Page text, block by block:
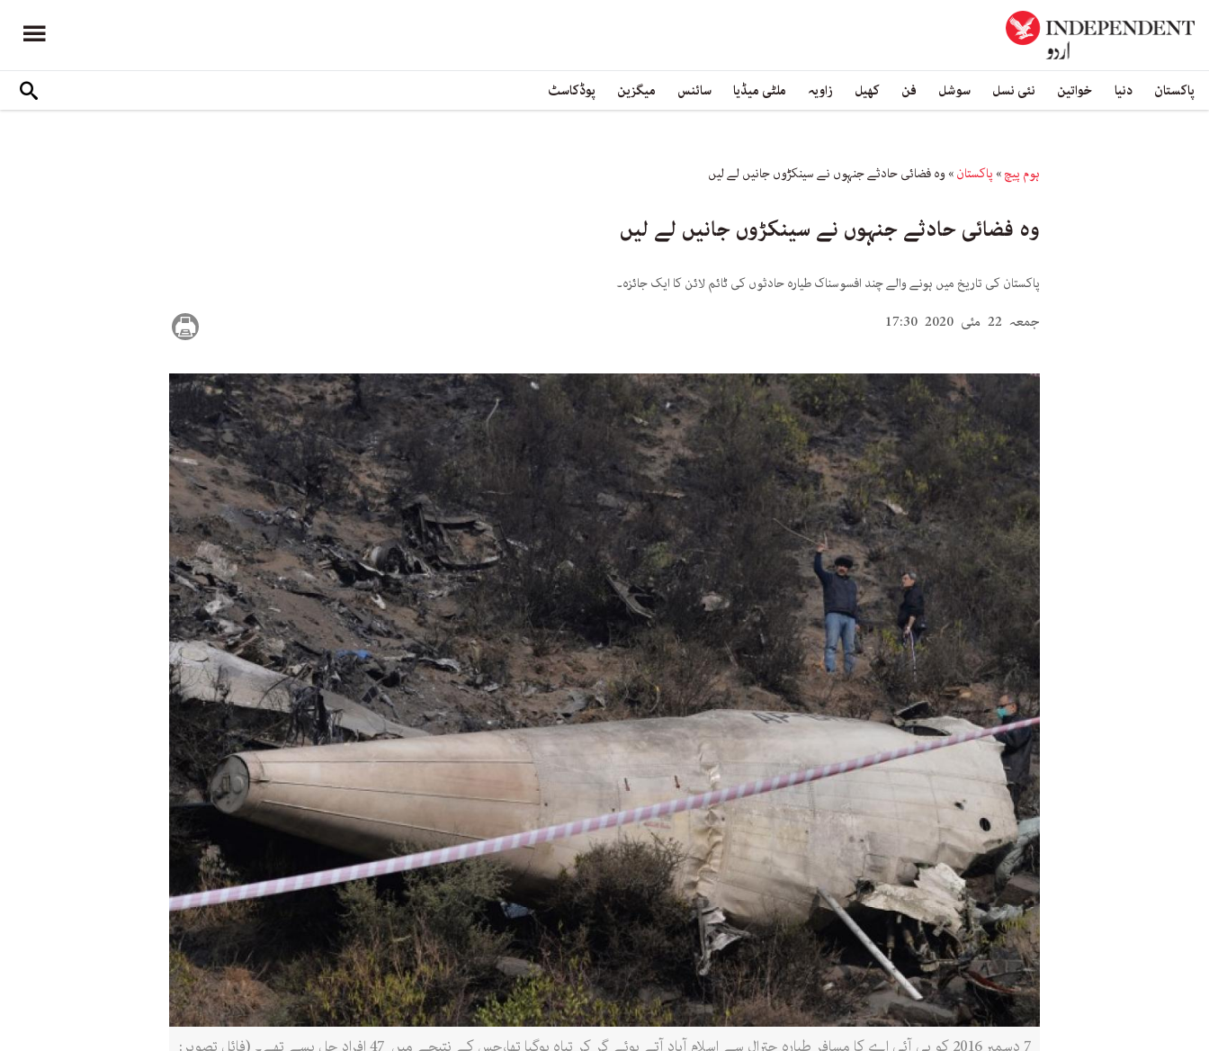
پاکستان دنیا خواتین نئی نسل سوشل فن کھیل زاویہ ملٹی میڈیا سائنس میگزین پوڈکاسٹ
ہوم پیچ» پاکستان» وہ فضائی حادثے جنہوں نے سینکڑوں جانیں لے لیں
وہ فضائی حادثے جنہوں نے سینکڑوں جانیں لے لیں
پاکستان کی تاریخ میں ہونے والے چند افسوسناک طیارہ حادثوں کی ٹائم لائن کا ایک جائزہ۔
جمعہ 22 مئی 2020 17:30